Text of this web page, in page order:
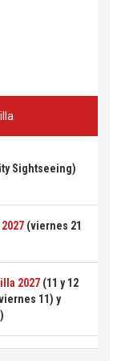
Sightseeing)
(viernes 21
2027 (11 y 12
11) y